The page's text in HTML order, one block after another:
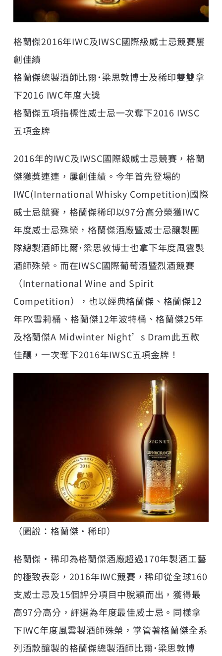
格蘭傑2016年IWC及IWSC國際級威士忌競賽屢
創佳績
格蘭傑總製酒師比爾˙梁思敦博士及稀印雙雙拿
下2016 IWC年度大獎
格蘭傑五項指標性威士忌一次奪下2016 IWSC
五項金牌
2016年的IWC及IWSC國際級威士忌競賽，格蘭
傑獲獎連連，屢創佳績。今年首先登場的
IWC(International Whisky Competition)國際
威士忌競賽，格蘭傑稀印以97分高分榮獲IWC
年度威士忌殊榮，格蘭傑酒廠暨威士忌釀製團
隊總製酒師比爾˙梁思敦博士也拿下年度風雲製
酒師殊榮。而在IWSC國際葡萄酒暨烈酒競賽
（International Wine and Spirit
Competition），也以經典格蘭傑、格蘭傑12
年PX雪莉桶、格蘭傑12年波特桶、格蘭傑25年
及格蘭傑A Midwinter Night’s Dram此五款
佳釀，一次奪下2016年IWSC五項金牌！
（圖說：格蘭傑•稀印）
格蘭傑•稀印為格蘭傑酒廠超過170年製酒工藝
的極致表彰，2016年IWC競賽，稀印從全球160
支威士忌及15個評分項目中脫穎而出，獲得最
高97分高分，評選為年度最佳威士忌。同樣拿
下IWC年度風雲製酒師殊榮，掌管著格蘭傑全系
列酒款釀製的格蘭傑總製酒師比爾˙梁思敦博